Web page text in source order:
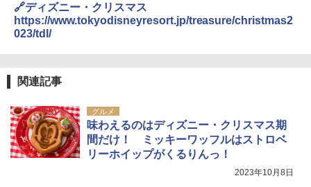
🔗ディズニー・クリスマス
https://www.tokyodisneyresort.jp/treasure/christmas2
023/tdl/
関連記事
グルメ
味わえるのはディズニー・クリスマス期
間だけ！ ミッキーワッフルはストロベ
リーホイップがくるりんっ！
2023年10月8日